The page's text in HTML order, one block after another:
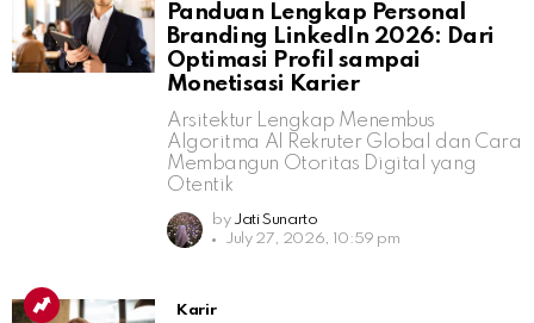
Panduan Lengkap Personal
Branding LinkedIn 2026: Dari
Optimasi Profil sampai
Monetisasi Karier
Arsitektur Lengkap Menembus
Algoritma AI Rekruter Global dan Cara
Membangun Otoritas Digital yang
Otentik
by Jati Sunarto
July 27, 2026, 10:59 pm
Karir